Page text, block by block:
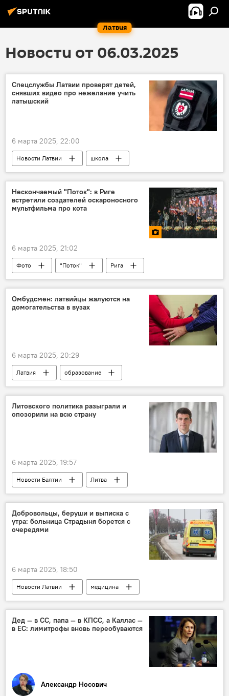
Латвия
Новости от 06.03.2025
Спецслужбы Латвии проверят детей,
снявших видео про нежелание учить
латышский
6 марта 2025, 22:00
Новости Латвии
школа
Служба государственной безопасности
латышский язык
Нескончаемый "Поток": в Риге
встретили создателей оскароносного
мультфильма про кота
6 марта 2025, 21:02
Фото "Поток"
Рига
Премия "Оскар"
мультфильмы
памятник Свободы
Омбудсмен: латвийцы жалуются на
домогательства в вузах
6 марта 2025, 20:29
Латвия
образование
Бюро омбудсмена
статистика
насилие
Литовского политика разыграли и
опозорили на всю страну
6 марта 2025, 19:57
Новости Балтии
Литва
Ремигиюс Жемайтайтис
Гитанас Науседа
пранкеры
Добровольцы, беруши и выписка с
утра: больница Страдыня борется с
очередями
6 марта 2025, 18:50
Новости Латвии
медицина
Клиническая больница имени Паула Страдыня
скорая помощь
Дед — в СС, папа — в КПСС, а Каллас —
в ЕС: лимитрофы вновь переобуваются
Александр Носович